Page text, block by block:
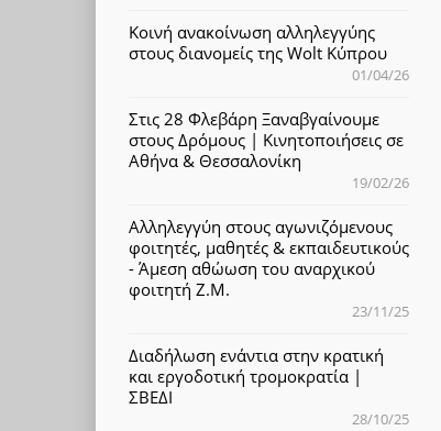
Κοινή ανακοίνωση αλληλεγγύης
στους διανομείς της Wolt Κύπρου
01/04/26
Στις 28 Φλεβάρη Ξαναβγαίνουμε
στους Δρόμους | Κινητοποιήσεις σε
Αθήνα & Θεσσαλονίκη
19/02/26
Αλληλεγγύη στους αγωνιζόμενους
φοιτητές, μαθητές & εκπαιδευτικούς
- Άμεση αθώωση του αναρχικού
φοιτητή Ζ.Μ.
23/11/25
Διαδήλωση ενάντια στην κρατική
και εργοδοτική τρομοκρατία |
ΣΒΕΔΙ
28/10/25